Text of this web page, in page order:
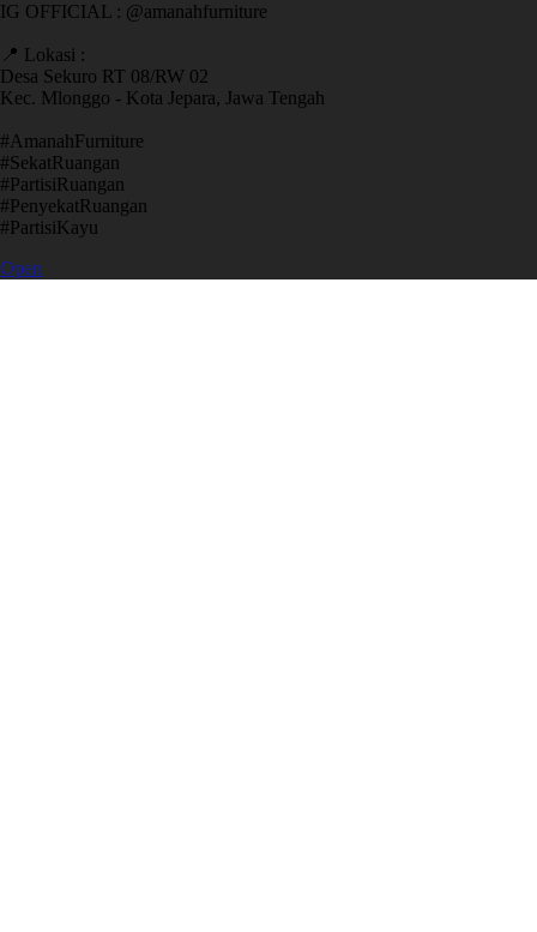
IG OFFICIAL : @amanahfurniture
📍 Lokasi :
Desa Sekuro RT 08/RW 02
Kec. Mlonggo - Kota Jepara, Jawa Tengah
​#AmanahFurniture
​#SekatRuangan
​#PartisiRuangan
​#PenyekatRuangan
​#PartisiKayu
Open